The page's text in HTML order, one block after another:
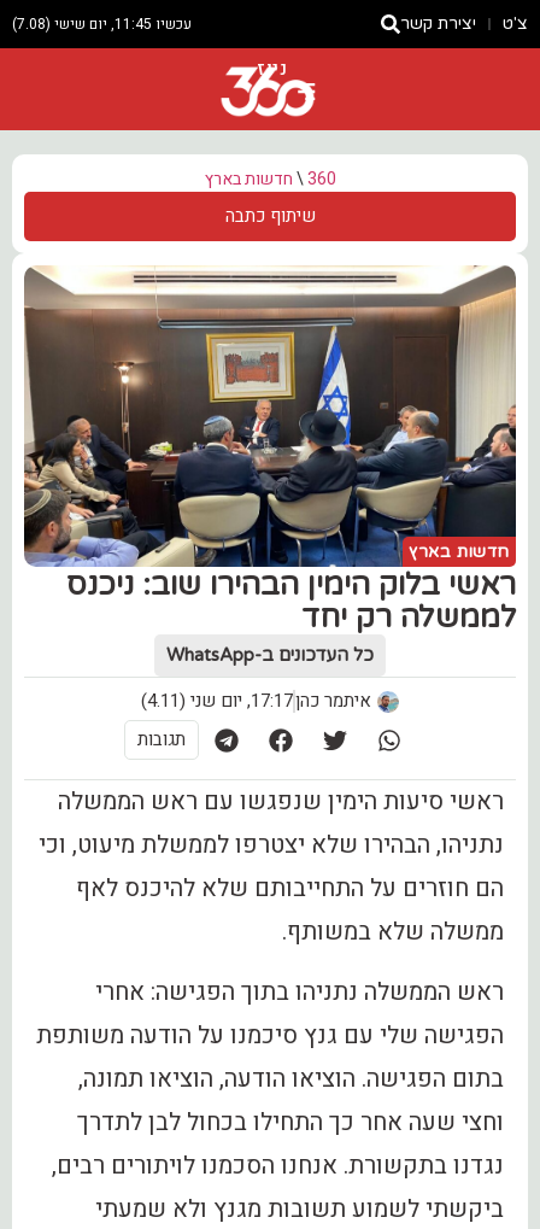
צ'ט יצירת קשר עכשיו 11:45, יום שישי (7.08)
ניוז
360
\חדשות בארץ
שיתוף כתבה
חדשות בארץ
‏ראשי בלוק הימין הבהירו שוב: ניכנס
לממשלה רק יחד
כל העדכונים ב-WhatsApp
איתמר כהן17:17, יום שני (4.11)
תגובות
ראשי סיעות הימין שנפגשו עם ראש הממשלה
נתניהו, הבהירו שלא יצטרפו לממשלת מיעוט, וכי
הם חוזרים על התחייבותם שלא להיכנס לאף
ממשלה שלא במשותף.
ראש הממשלה נתניהו בתוך הפגישה: אחרי
הפגישה שלי עם גנץ סיכמנו על הודעה משותפת
בתום הפגישה. הוציאו הודעה, הוציאו תמונה,
וחצי שעה אחר כך התחילו בכחול לבן לתדרך
נגדנו בתקשורת. אנחנו הסכמנו לויתורים רבים,
ביקשתי לשמוע תשובות מגנץ ולא שמעתי